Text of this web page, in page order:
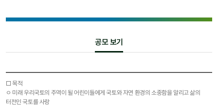
공모 보기
□ 목적
ㅇ 미래 우리국토의 주역이 될 어린이들에게 국토와 자연 환경의 소중함을 알리고 삶의
터전인 국토를 사랑